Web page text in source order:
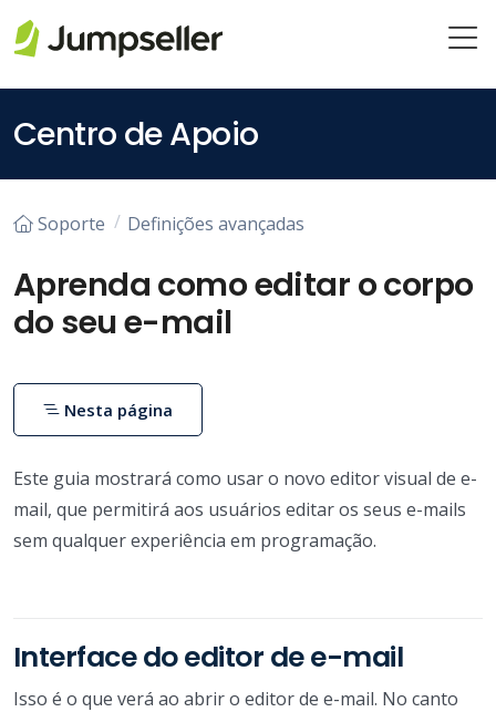
Centro de Apoio
Soporte Definições avançadas
Aprenda como editar o corpo
do seu e-mail
Este guia mostrará como usar o novo editor visual de e-
mail, que permitirá aos usuários editar os seus e-mails
sem qualquer experiência em programação.
Interface do editor de e-mail
Isso é o que verá ao abrir o editor de e-mail. No canto
Nesta página